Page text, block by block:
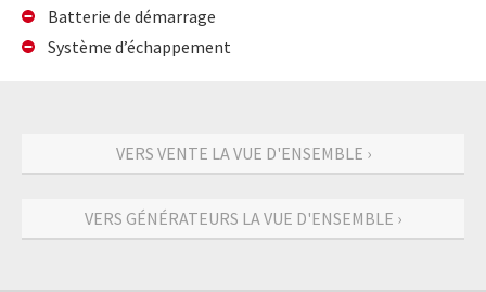
Batterie de démarrage
Système d’échappement
VERS VENTE LA VUE D'ENSEMBLE ›
VERS GÉNÉRATEURS LA VUE D'ENSEMBLE ›